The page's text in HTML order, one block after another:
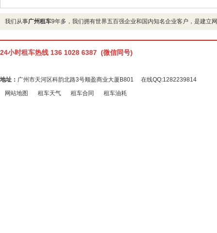
我们从事广州租车9年多，我们拥有世界五百强企业和国内知名企业客户，是建立
24小时租车热线 136 1028 6387 (微信同号)
地址： 广州市天河区科韵北路3号顺盈商业大厦B801 在线QQ:1282239814
网站地图
租车天气 租车合同 租车油耗